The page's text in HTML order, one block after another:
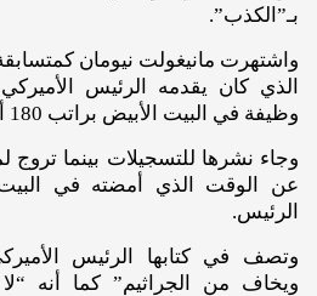
بـ”الكذب”.
واشتهرت مانيغولت نيومان
الذي كان يقدمه الرئيس
وظيفة في البيت الأبيض براتب 180 ألف دولار سنوياً.
وجاء نشرها للتسجيلات بينما تروج
عن الوقت الذي أمضته في
الرئيس.
وتصف في كتابها الرئيس
ويخاف من الجراثيم” كما أنه